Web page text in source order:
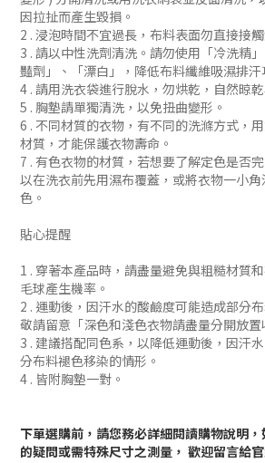
因拉扯而產生毀損。
2 . 浸泡時間不宜過長，布料表面勿直接接
3 . 請以中性洗劑清洗。請勿使用「冷洗精」
豔劑」
、「漂白」，降低布料纖維吸濕排
4 . 請用洗衣袋進行脫水，勿烘乾，自然晾乾
5 . 胸墊請單獨清洗，以免扭曲變形 。
6 . 不同材質的衣物，有不同的洗滌方式，
材質，才能保護衣物壽命。
7 . 有色衣物的材質，若想要了解定色是否
以在洗衣前先用濕布覆蓋，或將衣物一小
色 。
貼心提醒
1 . 穿著本產品時，請盡量避免與粗糙材質
毛球產生機率。
2 . 運動後， 因汗水的酸鹼度可能造成部分
敬請留意 「深色和淺色衣物請盡量分開放置
3 . 建議搭配同色系， 以降低運動後， 因汗
分布料褪色移染的情形 。
4 . 皆附胸墊一對。
下單選購前，請您務必詳細閱讀購物說明
的疑問或需特殊尺寸之測量， 歡迎留言給